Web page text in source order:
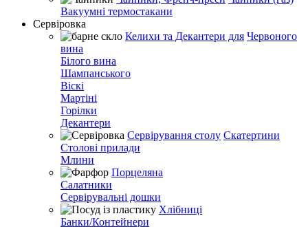
Вакуумні термостакани
Сервіровка
Келихи та Декантери для Червоного
вина
Білого вина
Шампанського
Віскі
Мартіні
Горілки
Декантери
Сервірування столу Скатертини
Столові прилади
Млини
Порцеляна
Салатники
Сервірувальні дошки
Хлібниці
Банки/Контейнери